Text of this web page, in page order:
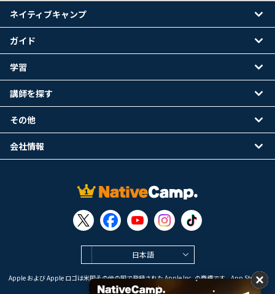
日本語
Apple および Apple ロゴは米国その他の国で登録された Apple Inc. の商標です。App Store は
Apple Inc. のサービスマークです。
ネイティブキャンプ
ガイド
学習
講師を探す
その他
会社情報